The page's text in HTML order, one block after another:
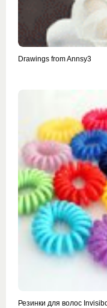
Drawings from Annsy3
Резинки для волос